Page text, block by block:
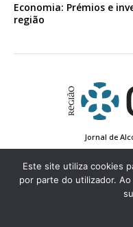
Economia: Prémios e
região
Jornal de
Conta de
© 2022 Região de
Este site utiliza cookies
por parte do utilizador.